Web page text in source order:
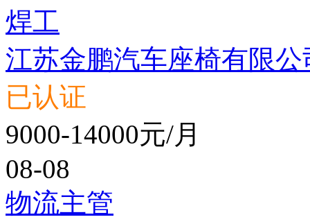
焊工
江苏金鹏汽车座椅有限公
已认证
9000-14000元/月
08-08
物流主管